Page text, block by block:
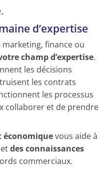
d’expertise
marketing, finance ou
champ d’expertise.
les décisions
les contrats
les processus
collaborer et de prendre
économiquevous aide à
des connaissances
commerciaux.